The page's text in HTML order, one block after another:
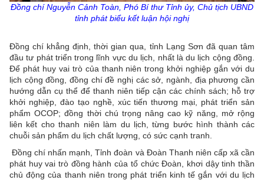
Đồng chí Nguyễn Cảnh Toàn, Phó Bí thư Tỉnh ủy, Chủ tịch UBND
tỉnh phát biểu kết luận hội nghị
Đồng chí khẳng định, thời gian qua, tỉnh Lạng Sơn đã quan tâm
đầu tư phát triển trong lĩnh vực du lịch, nhất là du lịch cộng đồng.
Để phát huy vai trò của thanh niên trong khởi nghiệp gắn với du
lịch cộng đồng, đồng chí đề nghị các sở, ngành, địa phương cần
hướng dẫn cụ thể để thanh niên tiếp cận các chính sách; hỗ trợ
khởi nghiệp, đào tạo nghề, xúc tiến thương mại, phát triển sản
phẩm OCOP; đồng thời chú trọng nâng cao kỹ năng, mở rộng
liên kết cho thanh niên làm du lịch, từng bước hình thành các
chuỗi sản phẩm du lịch chất lượng, có sức cạnh tranh.
Đồng chí nhấn mạnh, Tỉnh đoàn và Đoàn Thanh niên cấp xã cần
phát huy vai trò đồng hành của tổ chức Đoàn, khơi dậy tinh thần
chủ động của thanh niên trong phát triển kinh tế gắn với du lịch